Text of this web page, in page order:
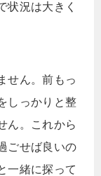
状況は大きく
せん。前もっ
しっかりと整
ん。これから
ごせば良いの
一緒に探って